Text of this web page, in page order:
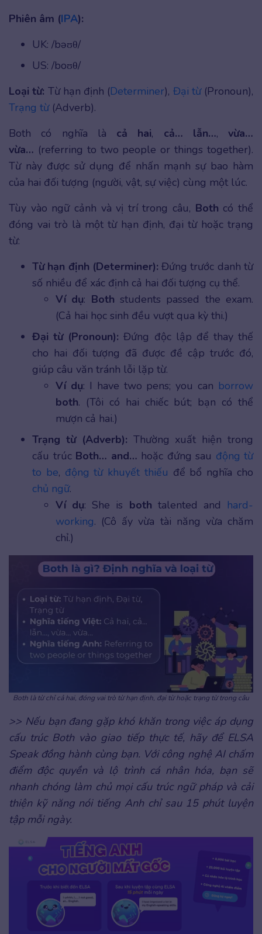
Phiên âm (IPA):
UK: /bəʊθ/
US: /boʊθ/
Loại từ: Từ hạn định (Determiner), Đại từ(Pronoun),
Trạng từ(Adverb).
Both có
nghĩa là cả hai, cả… lẫn…, vừa…
vừa… (referring to two people or things together).
Từ này được sử dụng để nhấn mạnh sự bao hàm
của hai đối tượng (người, vật, sự việc) cùng một lúc.
Tùy vào ngữ cảnh và vị trí trong câu, Both có thể
đóng vai trò là một từ hạn định, đại từ hoặc trạng
từ:
Từ hạn định (Determiner): Đứng trước danh từ
số nhiều để xác định cả hai đối tượng cụ thể.
Ví dụ: Both students passed the exam.
(Cả hai học sinh đều vượt qua kỳ thi.)
Đại từ (Pronoun): Đứng độc lập để thay thế
cho hai đối tượng đã được đề cập trước đó,
giúp câu văn tránh lỗi lặp từ.
Ví dụ: I have two pens; you can borrow
both. (Tôi có hai chiếc bút; bạn có thể
mượn cả hai.)
Trạng từ (Adverb): Thường xuất hiện trong
cấu trúc Both… and… hoặc đứng sau động từ
to be, động từ khuyết thiếu để bổ nghĩa cho
chủ ngữ.
Ví dụ: She is both talented and hard-
working. (Cô ấy vừa tài năng vừa chăm
chỉ.)
Both là từ chỉ cả hai, đóng vai trò từ hạn định, đại từ hoặc trạng từ trong câu
>> Nếu bạn đang gặp khó khăn trong việc áp dụng
cấu trúc Both vào giao tiếp thực tế, hãy để ELSA
Speak đồng hành cùng bạn. Với công nghệ AI chấm
điểm độc quyền và lộ trình cá nhân hóa, bạn sẽ
nhanh chóng làm chủ mọi cấu trúc ngữ pháp và cải
thiện kỹ năng nói tiếng Anh chỉ sau 15 phút luyện
tập mỗi ngày.